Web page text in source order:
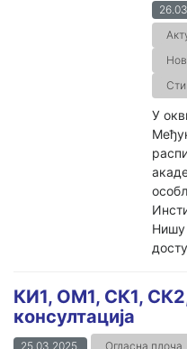
У
Нишу
КИ1, ОМ1, СК1,
консултација
25.03.2025. Огласна плоча